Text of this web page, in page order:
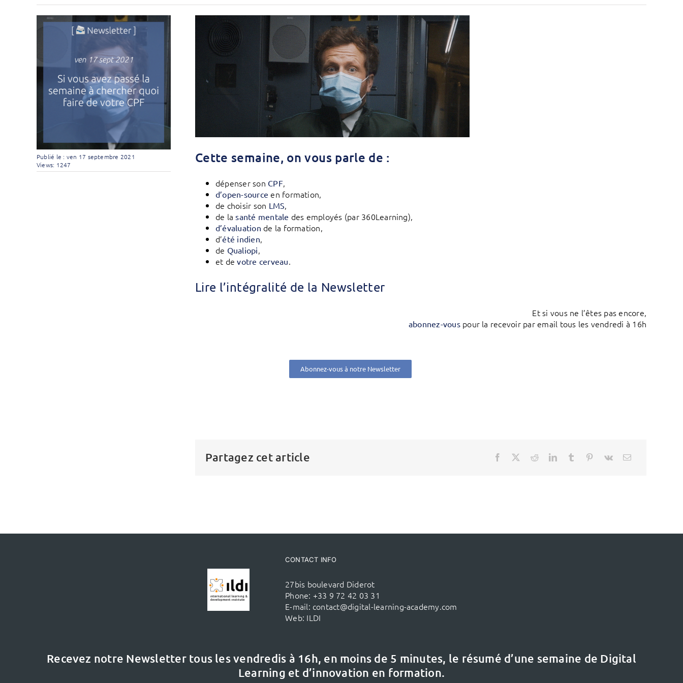
Publié le : ven 17 septembre 2021
Views: 1247
Cette semaine, on vous parle de :
dépenser son CPF,
d’open-source en formation,
de choisir son LMS,
de lasanté mentale des employés (par 360Learning),
d’évaluation de la formation,
d’été indien,
de Qualiopi,
et devotre cerveau.
Lire l’intégralité de la Newsletter
Et si vous ne l’êtes pas encore,
abonnez-vouspour la recevoir par email tous les vendredi à 16h
Abonnez-vous à notre Newsletter
Partagez cet article
CONTACT INFO
27bis boulevard Diderot
Phone: +33 9 72 42 03 31
E-mail: contact@digital-learning-academy.com
Web: ILDI
Recevez notre Newsletter tous les vendredis à 16h, en moins de 5 minutes, le résumé d’une semaine de Digital
Learning et d’innovation en formation.